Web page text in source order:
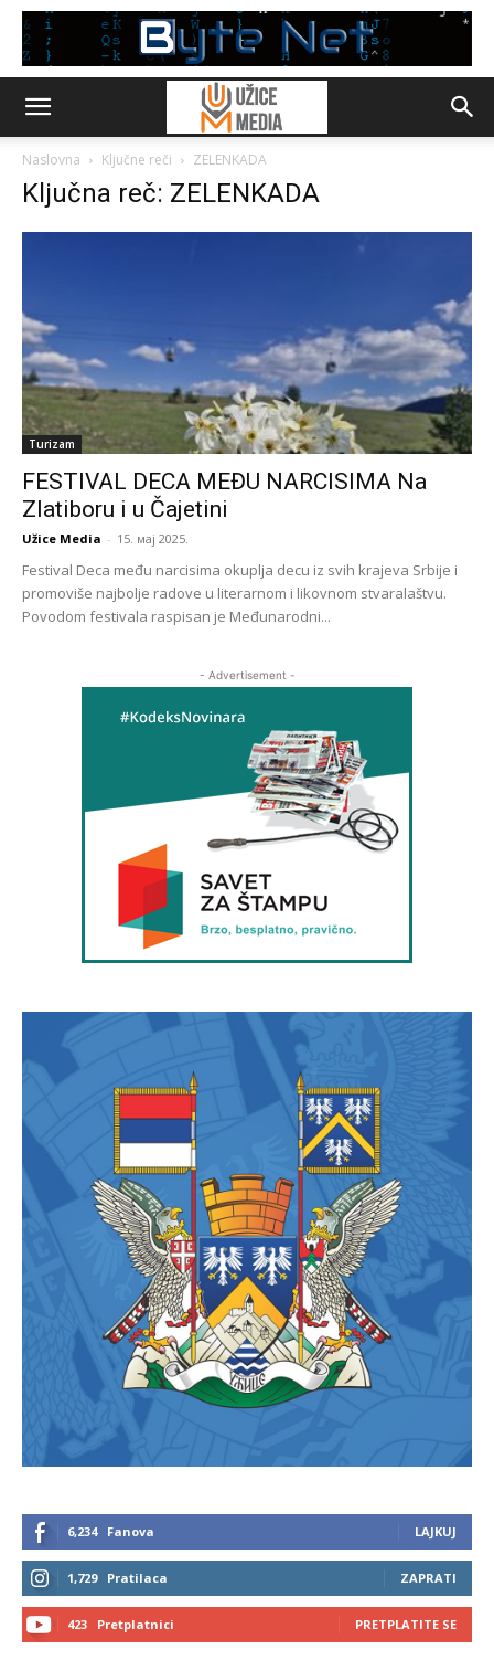
Naslovna Ključne reči ZELENKADA
Ključna reč: ZELENKADA
Turizam
FESTIVAL DECA MEĐU NARCISIMA Na
Zlatiboru i u Čajetini
Užice Media - 15. мај 2025.
Festival Deca među narcisima okuplja decu iz svih krajeva Srbije i
promoviše najbolje radove u literarnom i likovnom stvaralaštvu.
Povodom festivala raspisan je Međunarodni...
- Advertisement -
6,234 Fanova LAJKUJ
1,729 Pratilaca ZAPRATI
423 Pretplatnici PRETPLATITE SE